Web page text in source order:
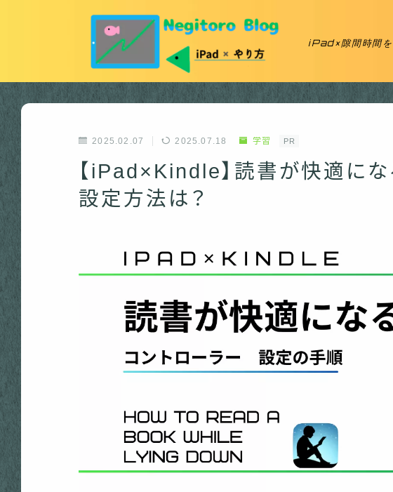
iPad×隙間時間を
2025.02.07 2025.07.18 学習 PR
【iPad×Kindle】読書が快適に
設定方法は？